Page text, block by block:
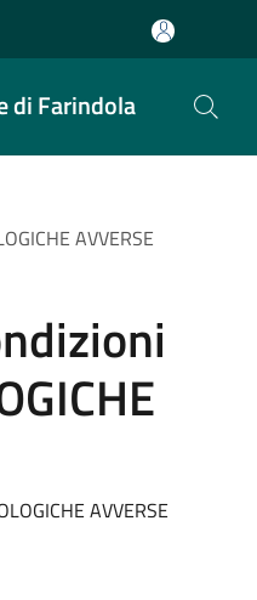
di Farindola
AVVERSE
AVVERSE